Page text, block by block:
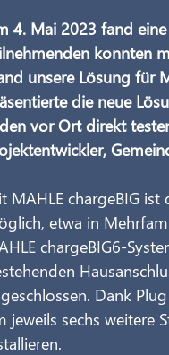
4. Mai 2023 fand
konnten
unsere Lösung für
die neue
vor Ort direkt
MAHLE chargeBIG
etwa in
chargeBIG6-
Dank
jeweils sechs weitere